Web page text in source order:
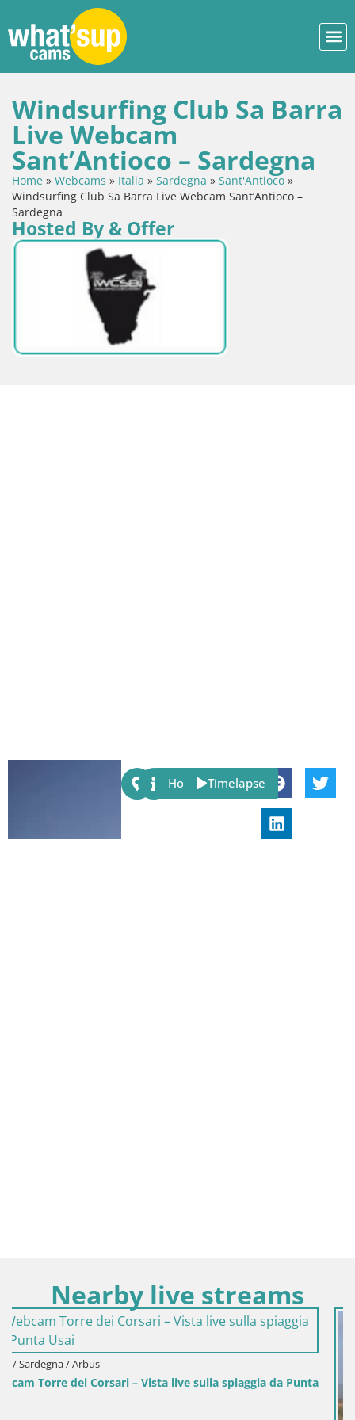
Windsurfing Club Sa Barra
Live Webcam
Sant’Antioco – Sardegna
Home » Webcams » Italia » Sardegna » Sant'Antioco »
Windsurfing Club Sa Barra Live Webcam Sant’Antioco –
Sardegna
Hosted By & Offer
Share:
Host Timelapse
Nearby live streams
Punta